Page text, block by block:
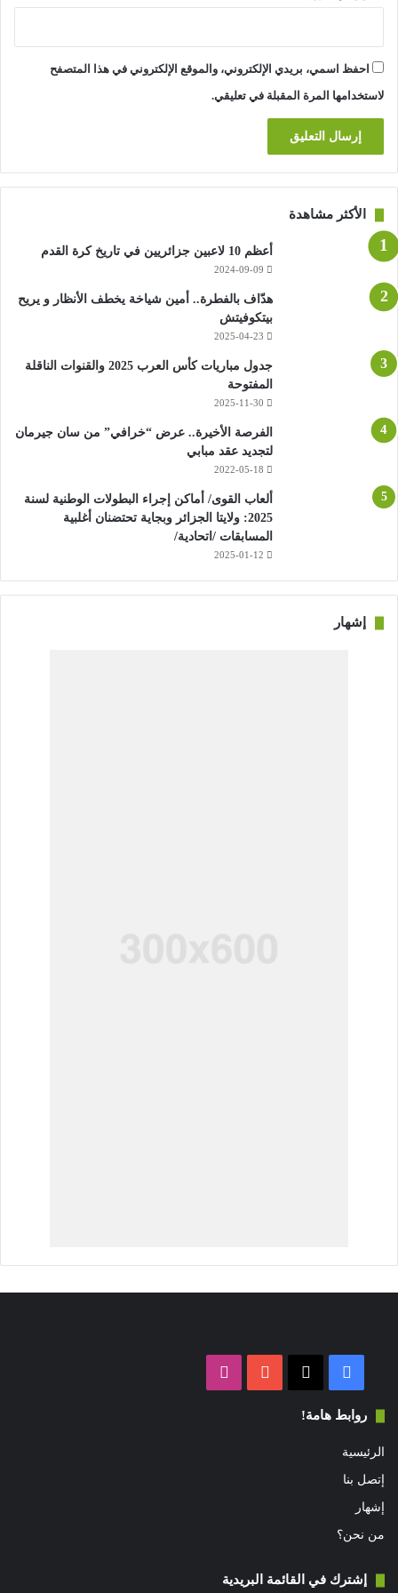
احفظ اسمي، بريدي الإلكتروني، والموقع الإلكتروني في هذا المتصفح
لاستخدامها المرة المقبلة في تعليقي.
الأكثر مشاهدة
أعظم 10 لاعبين جزائريين في تاريخ كرة القدم
2024-09-09
هدّاف بالفطرة.. أمين شياخة يخطف الأنظار و يريح
بيتكوفيتش
2025-04-23
جدول مباريات كأس العرب 2025 والقنوات الناقلة
المفتوحة
2025-11-30
الفرصة الأخيرة.. عرض “خرافي” من سان جيرمان
لتجديد عقد مبابي
2022-05-18
ألعاب القوى/ أماكن إجراء البطولات الوطنية لسنة
2025: ولايتا الجزائر وبجاية تحتضنان أغلبية
المسابقات /اتحادية/
2025-01-12
إشهار
فيسبوك ‫YouTube
روابط هامة!
الرئيسية
إتصل بنا
إشهار
من نحن؟
إشترك في القائمة البريدية